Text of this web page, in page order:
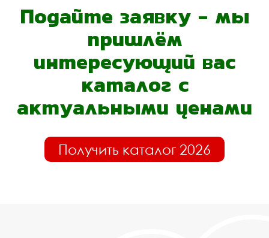
Подайте заявку - мы
пришлём
интересующий вас
каталог с
актуальными ценами
Получить каталог 2026